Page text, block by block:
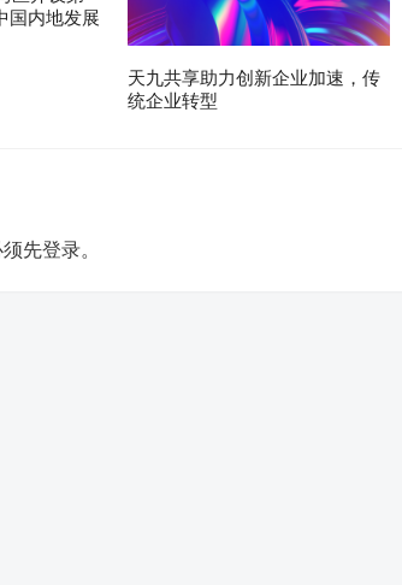
国内地发展
天九共享助力创新企业加速，传
统企业转型
先登录。